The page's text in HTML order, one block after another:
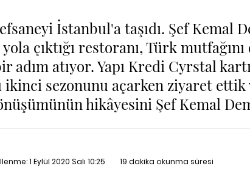
İstanbul'a taşıdı. Şef Kemal
çıktığı restoranı, Türk
adım atıyor. Yapı Kredi Cyrstal
sezonunu açarken ziyaret
hikâyesini Şef Kemal
1 Eylül 2020 Salı 10:25 19 dakika okunma süresi